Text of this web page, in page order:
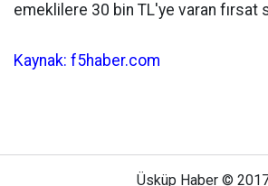
emeklilere 30 bin TL'ye varan fırsat
Kaynak: f5haber.com
Üsküp Haber ©